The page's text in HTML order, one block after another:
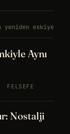
yeniden eskiye
Aynı
FELSEFE
Nostalji